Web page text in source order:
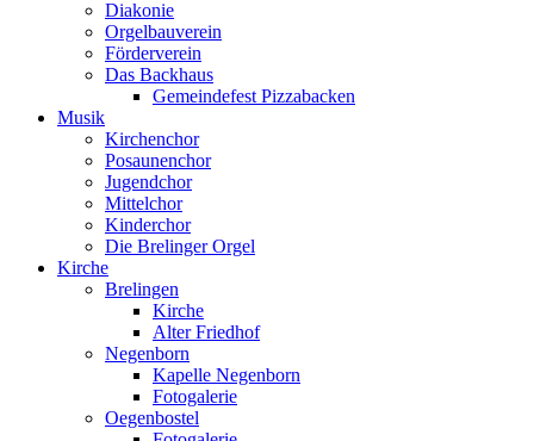
Diakonie
Orgelbauverein
Förderverein
Das Backhaus
Gemeindefest Pizzabacken
Musik
Kirchenchor
Posaunenchor
Jugendchor
Mittelchor
Kinderchor
Die Brelinger Orgel
Kirche
Brelingen
Kirche
Alter Friedhof
Negenborn
Kapelle Negenborn
Fotogalerie
Oegenbostel